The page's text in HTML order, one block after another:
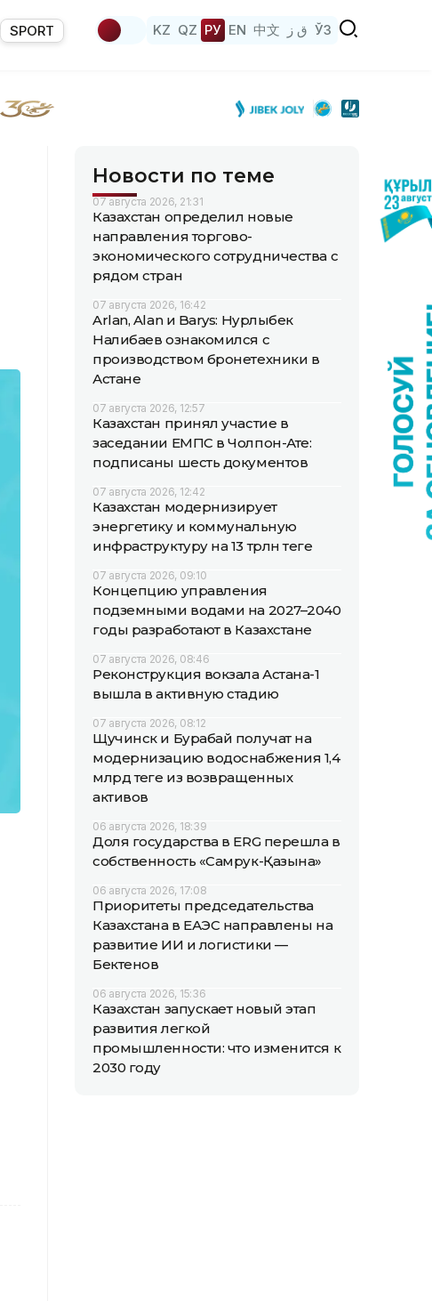
SPORT KZ QZ РУ EN 中文 ق ز ЎЗ
Новости по теме
07 августа 2026, 21:31
Казахстан определил новые
направления торгово-
экономического сотрудничества с
рядом стран
07 августа 2026, 16:42
Arlan, Alan и Barys: Нурлыбек
Налибаев ознакомился с
производством бронетехники в
Астане
07 августа 2026, 12:57
Казахстан принял участие в
заседании ЕМПС в Чолпон-Ате:
подписаны шесть документов
07 августа 2026, 12:42
Казахстан модернизирует
энергетику и коммунальную
инфраструктуру на 13 трлн теңге
07 августа 2026, 09:10
Концепцию управления
подземными водами на 2027–2040
годы разработают в Казахстане
07 августа 2026, 08:46
Реконструкция вокзала Астана-1
вышла в активную стадию
07 августа 2026, 08:12
Щучинск и Бурабай получат на
модернизацию водоснабжения 1,4
млрд теңге из возвращенных
активов
06 августа 2026, 18:39
Доля государства в ERG перешла в
собственность «Самрук-Қазына»
06 августа 2026, 17:08
Приоритеты председательства
Казахстана в ЕАЭС направлены на
развитие ИИ и логистики —
Бектенов
06 августа 2026, 15:36
Казахстан запускает новый этап
развития легкой
промышленности: что изменится к
2030 году